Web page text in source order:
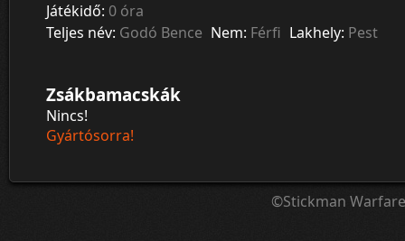
Játékidő: 0 óra
Teljes név: Godó Bence Nem: Férfi Lakhely: Pest
Zsákbamacskák
Nincs!
Gyártósorra!
©Stickman Warfare